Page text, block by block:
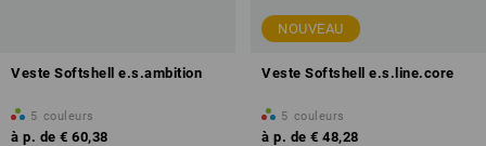
Veste Softshell e.s.ambition
5 couleurs
à p. de € 60,38
NOUVEAU
Veste Softshell e.s.line.core
5 couleurs
à p. de € 48,28